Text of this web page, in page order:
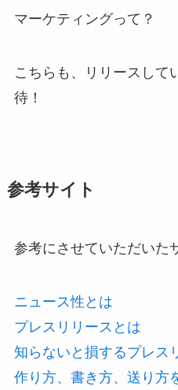
マーケティングって？
こちらも、リリースして
待！
参考サイト
参考にさせていただいた
ニュース性とは
プレスリリースとは
知らないと損するプレス
作り方、書き方、送り方